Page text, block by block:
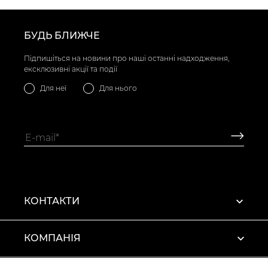
БУДЬ БЛИЖЧЕ
Підпишіться на новини про наші останні надходження,
ексклюзивні акції та події
Для неї Для нього
КОНТАКТИ
КОМПАНІЯ